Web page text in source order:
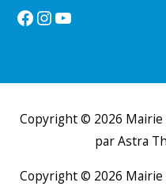
Facebook
Instagram
YouTube
Copyright © 2026 Mairie
parAstra
Copyright © 2026 Mairie